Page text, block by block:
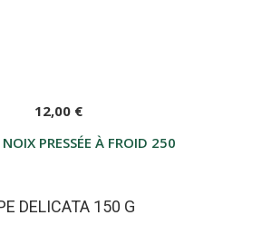
PRESSÉE À FROID 250 ML
12,00 €